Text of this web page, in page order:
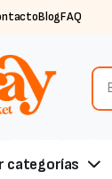
BlogFAQ
categorías